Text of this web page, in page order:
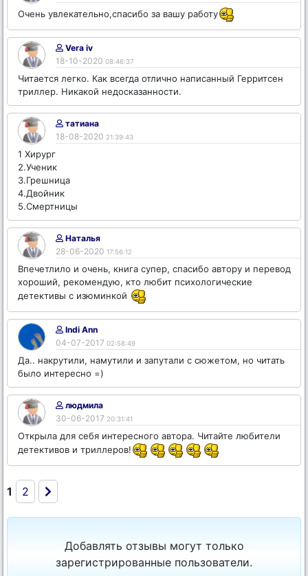
Очень увлекательно,спасибо за вашу работу
Vera iv
18-10-2020 08:46:37
Читается легко. Как всегда отлично написанный Герритсен
триллер. Никакой недосказанности.
татиана
18-08-2020 21:39:43
1 Хирург
2.Ученик
3.Грешница
4.Двойник
5.Смертницы
Наталья
28-06-2020 17:56:12
Впечетлило и очень, книга супер, спасибо автору и перевод
хороший, рекомендую, кто любит психологические
детективы с изюминкой
Indi Ann
04-07-2017 02:58:49
Да.. накрутили, намутили и запутали с сюжетом, но читать
было интересно =)
людмила
30-06-2017 20:31:41
Открыла для себя интересного автора. Читайте любители
детективов и триллеров!
1 2
Добавлять отзывы могут только
зарегистрированные пользователи.